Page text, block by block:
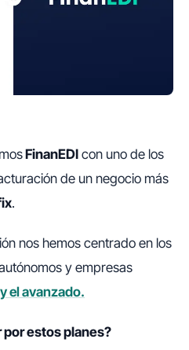
FinanEDI con uno de los
de un negocio más
.
nos hemos centrado en los
y empresas
el avanzado.
por estos planes?